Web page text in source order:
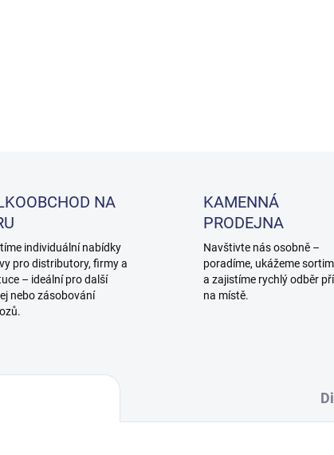
NA
individuální nabídky
pro distributory, firmy a
– ideální pro další
nebo zásobování
KAMENNÁ
PRODEJNA
Navštivte nás osobně –
poradíme, ukážeme
a zajistíme rychlý odběr
na místě.